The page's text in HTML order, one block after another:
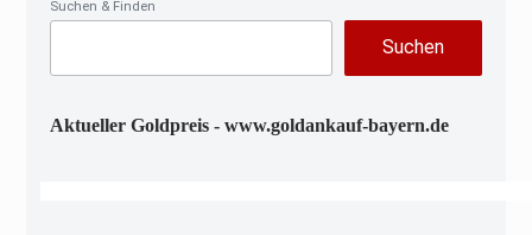
Suchen & Finden
Suchen
Aktueller Goldpreis - www.goldankauf-bayern.de